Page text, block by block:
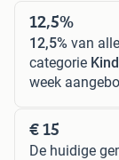
12,5%
12,5% van alle
categorie
week
€ 15
De huidige